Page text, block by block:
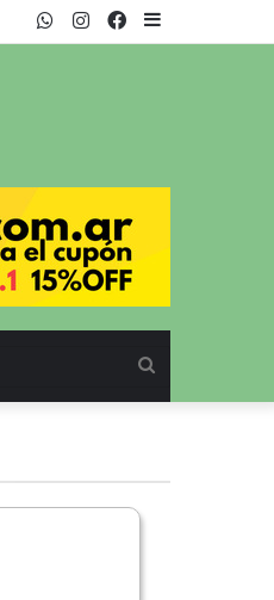
Facebook
Twitter
Instagram
WhatsApp